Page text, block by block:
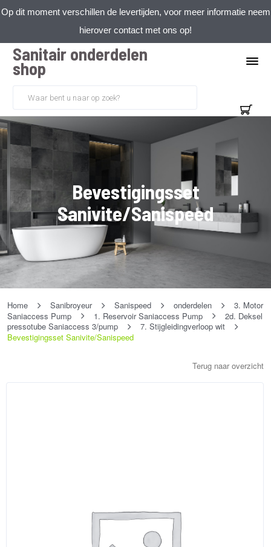
Op dit moment verschillen de levertijden, voor meer informatie neem
hierover contact met ons op!
Sanitair onderdelen
shop
Bevestigingsset
Sanivite/Sanispeed
Home Sanibroyeur Sanispeed onderdelen
3. Motor
Saniaccess Pump
1. Reservoir Saniaccess Pump
2d. Deksel
pressotube Saniaccess 3/pump
7. Stijgleidingverloop wit
Bevestigingsset Sanivite/Sanispeed
Terug naar overzicht